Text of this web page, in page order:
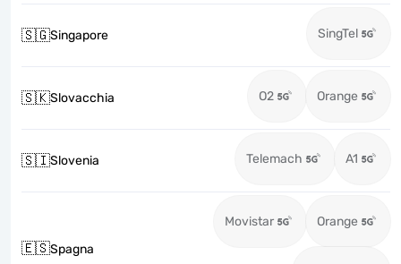
🇸🇬Singapore SingTel
🇸🇰Slovacchia O2 Orange
🇸🇮Slovenia Telemach A1
🇪🇸Spagna
Movistar Orange